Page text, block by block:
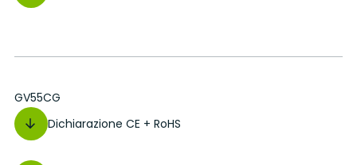
GV55CG
Dichiarazione CE + RoHS